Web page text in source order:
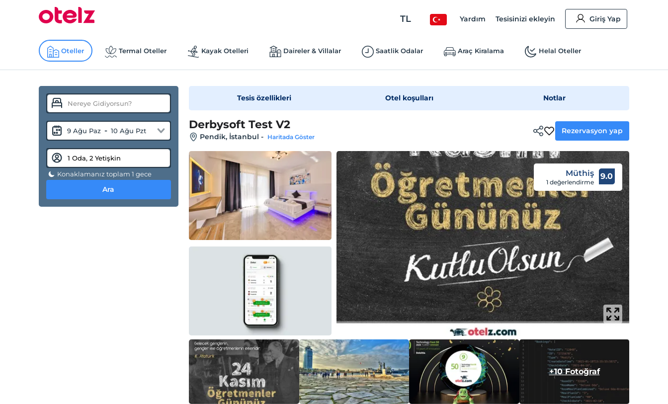
TL Yardım Tesisinizi ekleyin Giriş Yap
Oteller Termal Oteller Kayak Otelleri Daireler & Villalar Saatlik Odalar Araç Kiralama Helal Oteller
9 Ağu Paz - 10 Ağu Pzt
Konaklamanız toplam 1 gece
Ara
Tesis özellikleri Otel koşulları Notlar
Derbysoft Test V2
Pendik, İstanbul - Haritada Göster
Rezervasyon yap
Müthiş
1 değerlendirme
9.0
+10 Fotoğraf